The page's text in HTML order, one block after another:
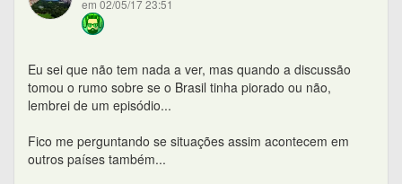
em 02/05/17 23:51
Eu sei que não tem nada a ver, mas quando a discussão
tomou o rumo sobre se o Brasil tinha piorado ou não,
lembrei de um episódio...
Fico me perguntando se situações assim acontecem em
outros países também...